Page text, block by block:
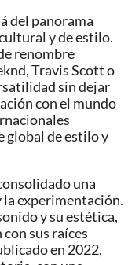
del panorama
y de estilo.
renombre
Travis Scott o
sin dejar
con el mundo
global de estilo y
una
la experimentación.
y su estética,
sus raíces
en 2022,